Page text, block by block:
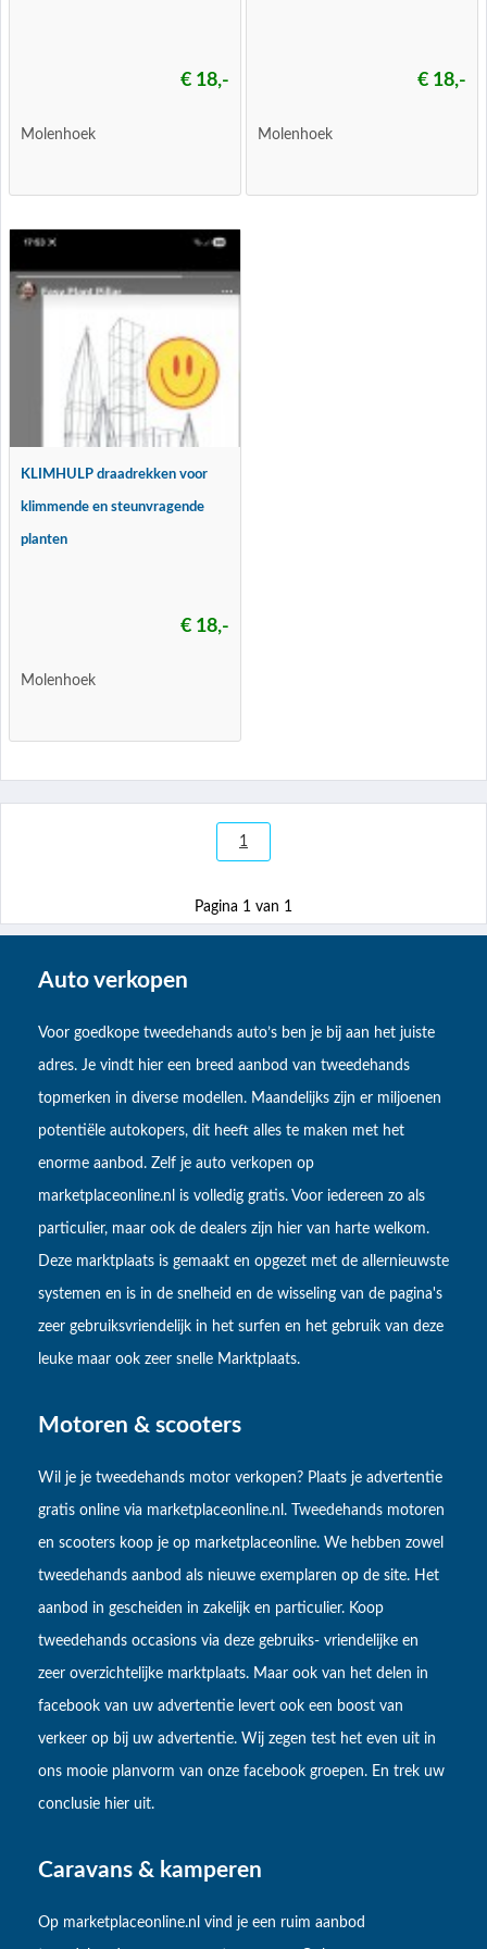
€ 18,-
Molenhoek
€ 18,-
Molenhoek
KLIMHULP draadrekken voor
klimmende en steunvragende
planten
€ 18,-
Molenhoek
1
Pagina 1 van 1
Auto verkopen
Voor goedkope tweedehands auto’s ben je bij aan het juiste
adres. Je vindt hier een breed aanbod van tweedehands
topmerken in diverse modellen. Maandelijks zijn er miljoenen
potentiële autokopers, dit heeft alles te maken met het
enorme aanbod. Zelf je auto verkopen op
marketplaceonline.nl is volledig gratis. Voor iedereen zo als
particulier, maar ook de dealers zijn hier van harte welkom.
Deze marktplaats is gemaakt en opgezet met de allernieuwste
systemen en is in de snelheid en de wisseling van de pagina's
zeer gebruiksvriendelijk in het surfen en het gebruik van deze
leuke maar ook zeer snelle Marktplaats.
Motoren & scooters
Wil je je tweedehands motor verkopen? Plaats je advertentie
gratis online via marketplaceonline.nl. Tweedehands motoren
en scooters koop je op marketplaceonline. We hebben zowel
tweedehands aanbod als nieuwe exemplaren op de site. Het
aanbod in gescheiden in zakelijk en particulier. Koop
tweedehands occasions via deze gebruiks- vriendelijke en
zeer overzichtelijke marktplaats. Maar ook van het delen in
facebook van uw advertentie levert ook een boost van
verkeer op bij uw advertentie. Wij zegen test het even uit in
ons mooie planvorm van onze facebook groepen. En trek uw
conclusie hier uit.
Caravans & kamperen
Op marketplaceonline.nl vind je een ruim aanbod